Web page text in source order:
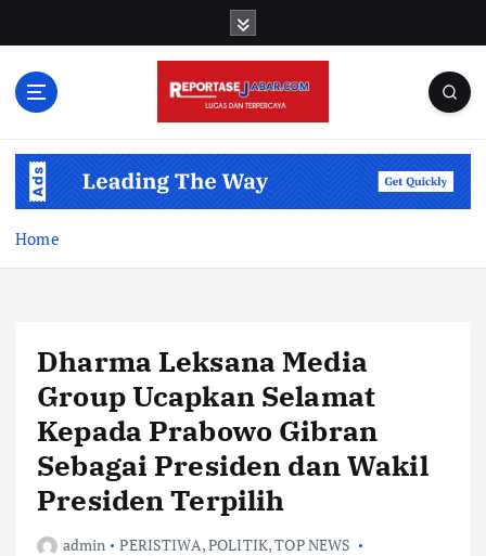
Home
Dharma Leksana Media
Group Ucapkan Selamat
Kepada Prabowo Gibran
Sebagai Presiden dan Wakil
Presiden Terpilih
admin PERISTIWA,POLITIK,TOP NEWS